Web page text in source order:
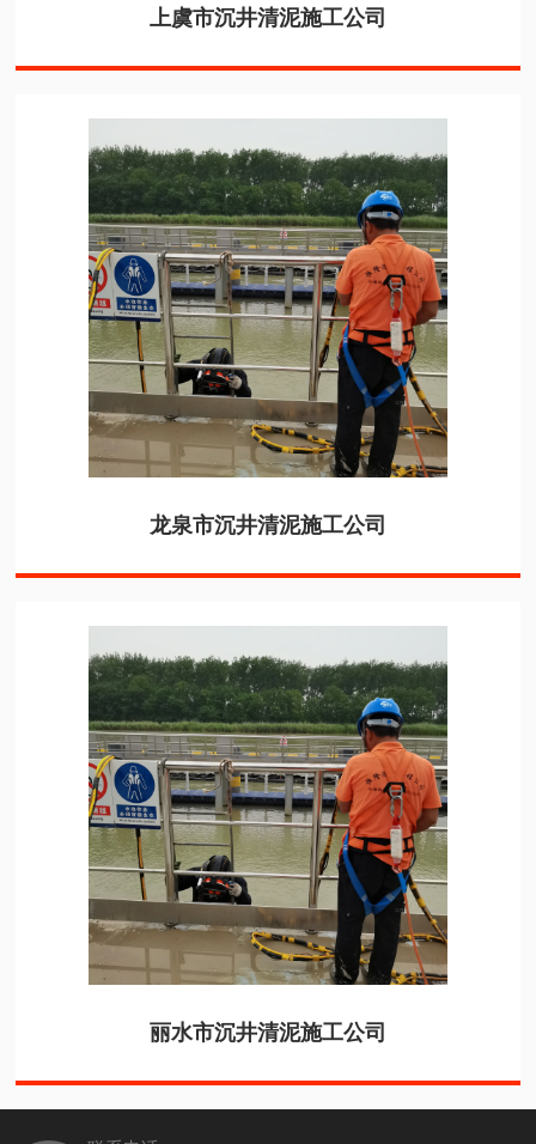
上虞市沉井清泥施工公司
龙泉市沉井清泥施工公司
丽水市沉井清泥施工公司